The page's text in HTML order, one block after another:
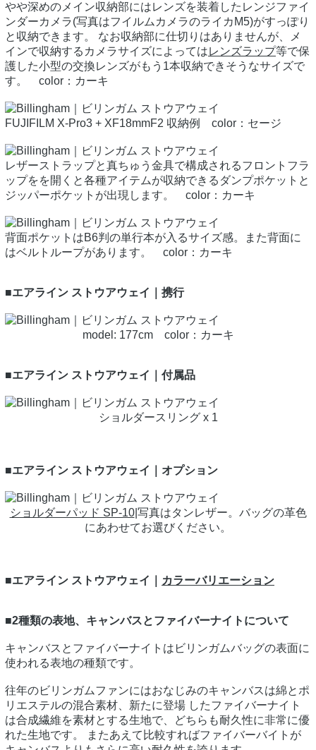
やや深めのメイン収納部にはレンズを装着したレンジファイ
ンダーカメラ(写真はフイルムカメラのライカM5)がすっぽり
と収納できます。 なお収納部に仕切りはありませんが、メ
インで収納するカメラサイズによってはレンズラップ等で保
護した小型の交換レンズがもう1本収納できそうなサイズで
す。 color：カーキ
FUJIFILM X-Pro3 + XF18mmF2 収納例 color：セージ
レザーストラップと真ちゅう金具で構成されるフロントフラ
ップをを開くと各種アイテムが収納できるダンプポケットと
ジッパーポケットが出現します。 color：カーキ
背面ポケットはB6判の単行本が入るサイズ感。また背面に
はベルトループがあります。 color：カーキ
■エアライン ストウアウェイ｜携行
model: 177cm color：カーキ
■エアライン ストウアウェイ｜付属品
ショルダースリング x 1
■エアライン ストウアウェイ｜オプション
ショルダーパッド SP-10|写真はタンレザー。バッグの革色
にあわせてお選びください。
■エアライン ストウアウェイ｜ カラーバリエーション
■2種類の表地、キャンバスとファイバーナイトについて
キャンバスとファイバーナイトはビリンガムバッグの表面に
使われる表地の種類です。
往年のビリンガムファンにはおなじみのキャンバスは綿とポ
リエステルの混合素材、新たに登場 したファイバーナイト
は合成繊維を素材とする生地で、どちらも耐久性に非常に優
れた生地です。 またあえて比較すればファイバーバイトが